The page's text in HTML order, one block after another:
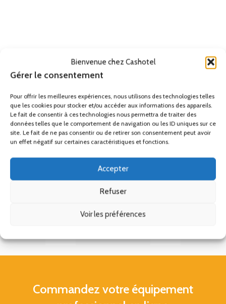
Bienvenue chez Cashotel
Gérer le consentement
Pour offrir les meilleures expériences, nous utilisons des technologies telles
que les cookies pour stocker et/ou accéder aux informations des appareils.
Le fait de consentir à ces technologies nous permettra de traiter des
données telles que le comportement de navigation ou les ID uniques sur ce
site. Le fait de ne pas consentir ou de retirer son consentement peut avoir
un effet négatif sur certaines caractéristiques et fonctions.
Accepter
Refuser
Voir les préférences
Commandez votre équipement